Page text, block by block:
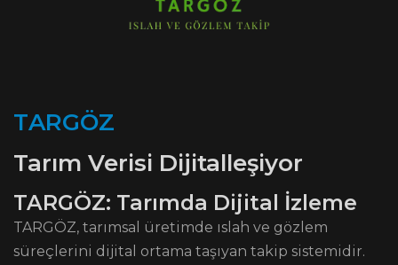
TARGÖZ
Tarım Verisi Dijitalleşiyor
TARGÖZ: Tarımda Dijital İzleme
TARGÖZ, tarımsal üretimde ıslah ve gözlem
süreçlerini dijital ortama taşıyan takip sistemidir.